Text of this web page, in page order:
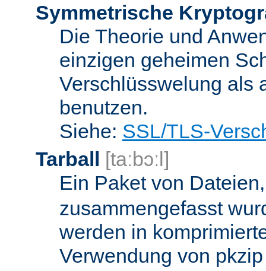
Symmetrische
Die Theorie und
einzigen geheimen
Verschlüsswelung als
benutzen.
Siehe: SSL/TLS-
Tarball [taːbɔːl]
Ein Paket von
zusammengefasst
werden in
Verwendung von